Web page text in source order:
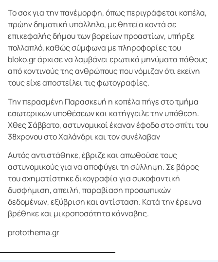
Το σοκ για την πανέμορφη, όπως περιγράφεται κοπέλα,
πρώην δημοτική υπάλληλο, με θητεία κοντά σε
επικεφαλής δήμου των βορείων προαστίων, υπήρξε
πολλαπλό, καθώς σύμφωνα με πληροφορίες του
bloko.gr άρχισε να λαμβάνει ερωτικά μηνύματα πάθους
από κοντινούς της ανθρώπους που νόμιζαν ότι εκείνη
τους είχε αποστείλει τις φωτογραφίες.
Την περασμένη Παρασκευή η κοπέλα πήγε στο τμήμα
εσωτερικών υποθέσεων και κατήγγειλε την υπόθεση.
Χθες Σάββατο, αστυνομικοί έκαναν έφοδο στο σπίτι του
38χρονου στο Χαλάνδρι και τον συνέλαβαν
Αυτός αντιστάθηκε, έβριζε και απωθούσε τους
αστυνομικούς για να αποφύγει τη σύλληψη. Σε βάρος
του σχηματίστηκε δικογραφία για συκοφαντική
δυσφήμιση, απειλή, παραβίαση προσωπικών
δεδομένων, εξύβριση και αντίσταση. Κατά την έρευνα
βρέθηκε και μικροποσότητα κάνναβης.
protothema.gr